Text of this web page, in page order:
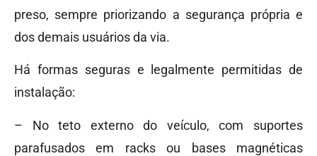
preso, sempre priorizando a segurança própria e
dos demais usuários da via.
Há formas seguras e legalmente permitidas de
instalação:
– No teto externo do veículo, com suportes
parafusados em racks ou bases magnéticas